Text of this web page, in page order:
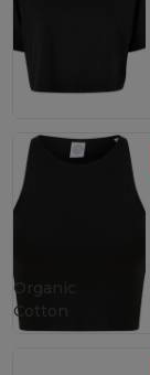
Organic
Cotton